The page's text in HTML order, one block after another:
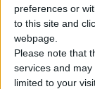
preferences or
to this site and
webpage.
Please note that
services and
limited to your